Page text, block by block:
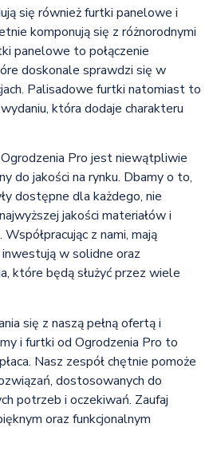
się również furtki panelowe i
komponują się z różnorodnymi
panelowe to połączenie
doskonale sprawdzi się w
Palisadowe furtki natomiast to
która dodaje charakteru
Pro jest niewątpliwie
do jakości na rynku. Dbamy o to,
dostępne dla każdego, nie
jakości materiałów i
z nami, mają
w solidne oraz
które będą służyć przez wiele
się z naszą pełną ofertą i
i furtki od Ogrodzenia Pro to
Nasz zespół chętnie pomoże
dostosowanych do
potrzeb i oczekiwań. Zaufaj
oraz funkcjonalnym